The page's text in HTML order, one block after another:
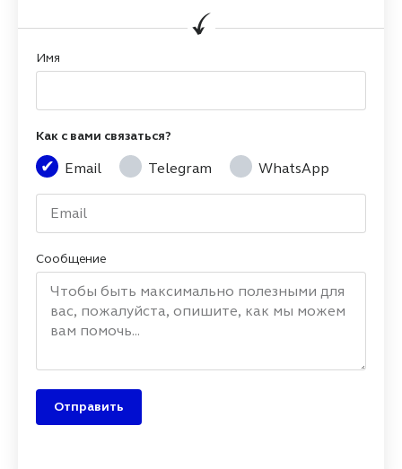
Имя
Как с вами связаться?
Email Telegram WhatsApp
Сообщение
Отправить